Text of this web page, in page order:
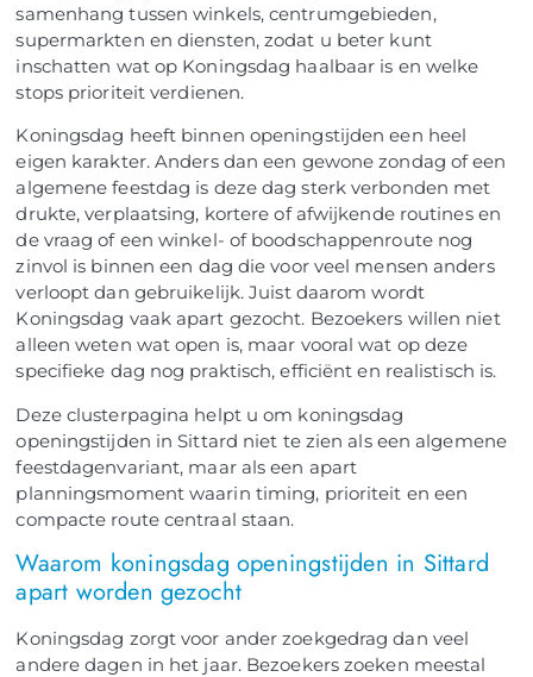
samenhang tussen winkels, centrumgebieden,
supermarkten en diensten, zodat u beter kunt
inschatten wat op Koningsdag haalbaar is en welke
stops prioriteit verdienen.
Koningsdag heeft binnen openingstijden een heel
eigen karakter. Anders dan een gewone zondag of een
algemene feestdag is deze dag sterk verbonden met
drukte, verplaatsing, kortere of afwijkende routines en
de vraag of een winkel- of boodschappenroute nog
zinvol is binnen een dag die voor veel mensen anders
verloopt dan gebruikelijk. Juist daarom wordt
Koningsdag vaak apart gezocht. Bezoekers willen niet
alleen weten wat open is, maar vooral wat op deze
specifieke dag nog praktisch, efficiënt en realistisch is.
Deze clusterpagina helpt u om koningsdag
openingstijden in Sittard niet te zien als een algemene
feestdagenvariant, maar als een apart
planningsmoment waarin timing, prioriteit en een
compacte route centraal staan.
Waarom koningsdag openingstijden in Sittard
apart worden gezocht
Koningsdag zorgt voor ander zoekgedrag dan veel
andere dagen in het jaar. Bezoekers zoeken meestal